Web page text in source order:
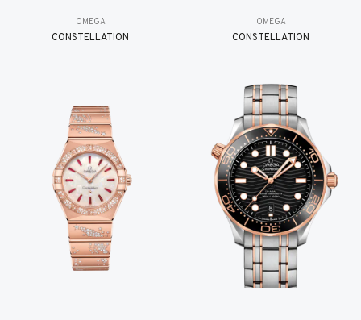
OMEGA
CONSTELLATION
OMEGA
CONSTELLATION